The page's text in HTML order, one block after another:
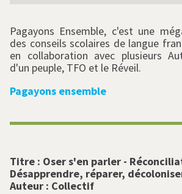
Pagayons Ensemble, c'est une
des conseils scolaires de langue
en collaboration avec plusieurs
d'un peuple, TFO et le Réveil.
Pagayons ensemble
Titre : Oser s'en parler -
Désapprendre, réparer,
Auteur : Collectif